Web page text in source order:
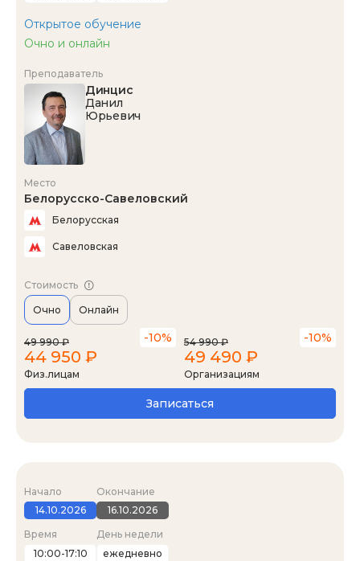
Открытое обучение
Очно и онлайн
Преподаватель
Динцис
Данил
Юрьевич
Место
Белорусско-Савеловский
Белорусская
Савеловская
Стоимость
Очно Онлайн
49 990 ₽ -10%
44 950 ₽
Физ.лицам
54 990 ₽ -10%
49 490 ₽
Организациям
Записаться
Начало
14.10.2026
Окончание
16.10.2026
Время
10:00-17:10
День недели
ежедневно